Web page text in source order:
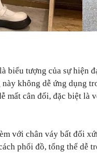
biểu tượng của sự hiện
không dễ ứng dụng
mất cân đối, đặc biệt là
với chân váy bất đối
phối đồ, tổng thể dễ